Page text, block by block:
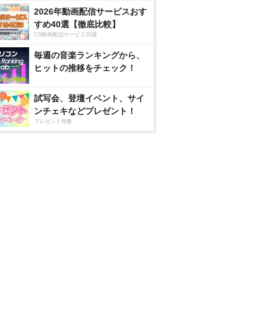
2026年動画配信サービスおす
すめ40選【徹底比較】
CS動画配信サービス20選
毎週の音楽ランキングから、
ヒットの推移をチェック！
試写会、登壇イベント、サイ
ンチェキなどプレゼント！
プレゼント特集